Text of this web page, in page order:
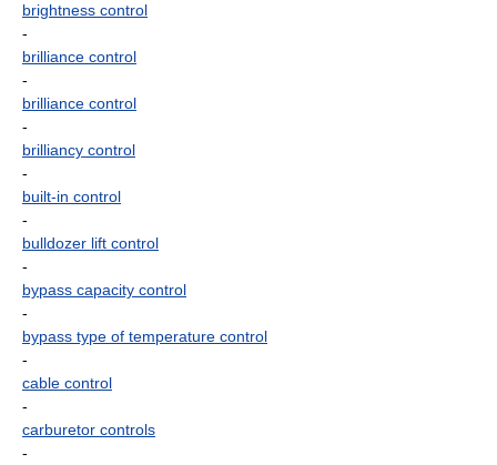
brightness control
-
brilliance control
-
brilliance control
-
brilliancy control
-
built-in control
-
bulldozer lift control
-
bypass capacity control
-
bypass type of temperature control
-
cable control
-
carburetor controls
-